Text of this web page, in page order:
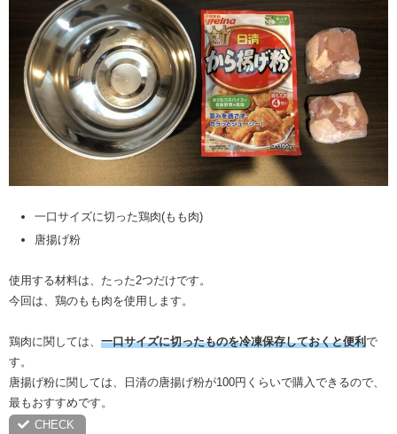
一口サイズに切った鶏肉(もも肉)
唐揚げ粉
使用する材料は、たった2つだけです。
今回は、鶏のもも肉を使用します。
鶏肉に関しては、 一口サイズに切ったものを冷凍保存しておくと便利で
す。
唐揚げ粉に関しては、日清の唐揚げ粉が100円くらいで購入できるので、
最もおすすめです。